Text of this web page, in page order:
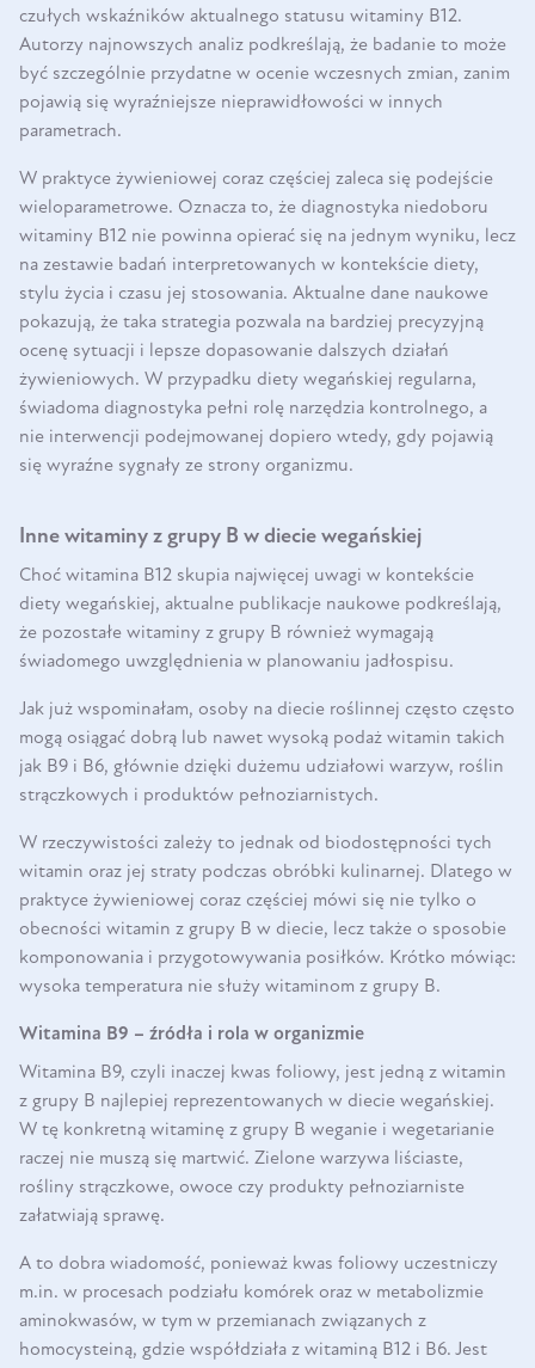
czułych wskaźników aktualnego statusu witaminy B12.
Autorzy najnowszych analiz podkreślają, że badanie to może
być szczególnie przydatne w ocenie wczesnych zmian, zanim
pojawią się wyraźniejsze nieprawidłowości w innych
parametrach.
W praktyce żywieniowej coraz częściej zaleca się podejście
wieloparametrowe. Oznacza to, że diagnostyka niedoboru
witaminy B12 nie powinna opierać się na jednym wyniku, lecz
na zestawie badań interpretowanych w kontekście diety,
stylu życia i czasu jej stosowania. Aktualne dane naukowe
pokazują, że taka strategia pozwala na bardziej precyzyjną
ocenę sytuacji i lepsze dopasowanie dalszych działań
żywieniowych. W przypadku diety wegańskiej regularna,
świadoma diagnostyka pełni rolę narzędzia kontrolnego, a
nie interwencji podejmowanej dopiero wtedy, gdy pojawią
się wyraźne sygnały ze strony organizmu.
Inne witaminy z grupy B w diecie wegańskiej
Choć witamina B12 skupia najwięcej uwagi w kontekście
diety wegańskiej, aktualne publikacje naukowe podkreślają,
że pozostałe witaminy z grupy B również wymagają
świadomego uwzględnienia w planowaniu jadłospisu.
Jak już wspominałam, osoby na diecie roślinnej często często
mogą osiągać dobrą lub nawet wysoką podaż witamin takich
jak B9 i B6, głównie dzięki dużemu udziałowi warzyw, roślin
strączkowych i produktów pełnoziarnistych.
W rzeczywistości zależy to jednak od biodostępności tych
witamin oraz jej straty podczas obróbki kulinarnej. Dlatego w
praktyce żywieniowej coraz częściej mówi się nie tylko o
obecności witamin z grupy B w diecie, lecz także o sposobie
komponowania i przygotowywania posiłków. Krótko mówiąc:
wysoka temperatura nie służy witaminom z grupy B.
Witamina B9 – źródła i rola w organizmie
Witamina B9, czyli inaczej kwas foliowy, jest jedną z witamin
z grupy B najlepiej reprezentowanych w diecie wegańskiej.
W tę konkretną witaminę z grupy B weganie i wegetarianie
raczej nie muszą się martwić. Zielone warzywa liściaste,
rośliny strączkowe, owoce czy produkty pełnoziarniste
załatwiają sprawę.
A to dobra wiadomość, ponieważ kwas foliowy uczestniczy
m.in. w procesach podziału komórek oraz w metabolizmie
aminokwasów, w tym w przemianach związanych z
homocysteiną, gdzie współdziała z witaminą B12 i B6. Jest